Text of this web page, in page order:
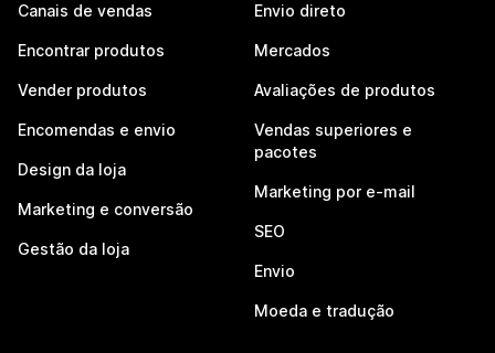
Canais de vendas
Encontrar produtos
Vender produtos
Encomendas e envio
Design da loja
Marketing e conversão
Gestão da loja
Envio direto
Mercados
Avaliações de produtos
Vendas superiores e
pacotes
Marketing por e-mail
SEO
Envio
Moeda e tradução